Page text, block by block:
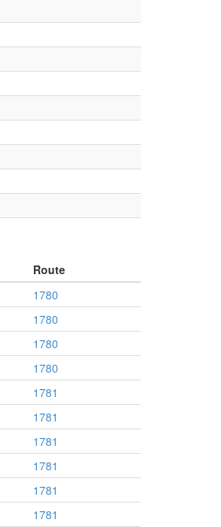
Route
1780
1780
1780
1780
1781
1781
1781
1781
1781
1781